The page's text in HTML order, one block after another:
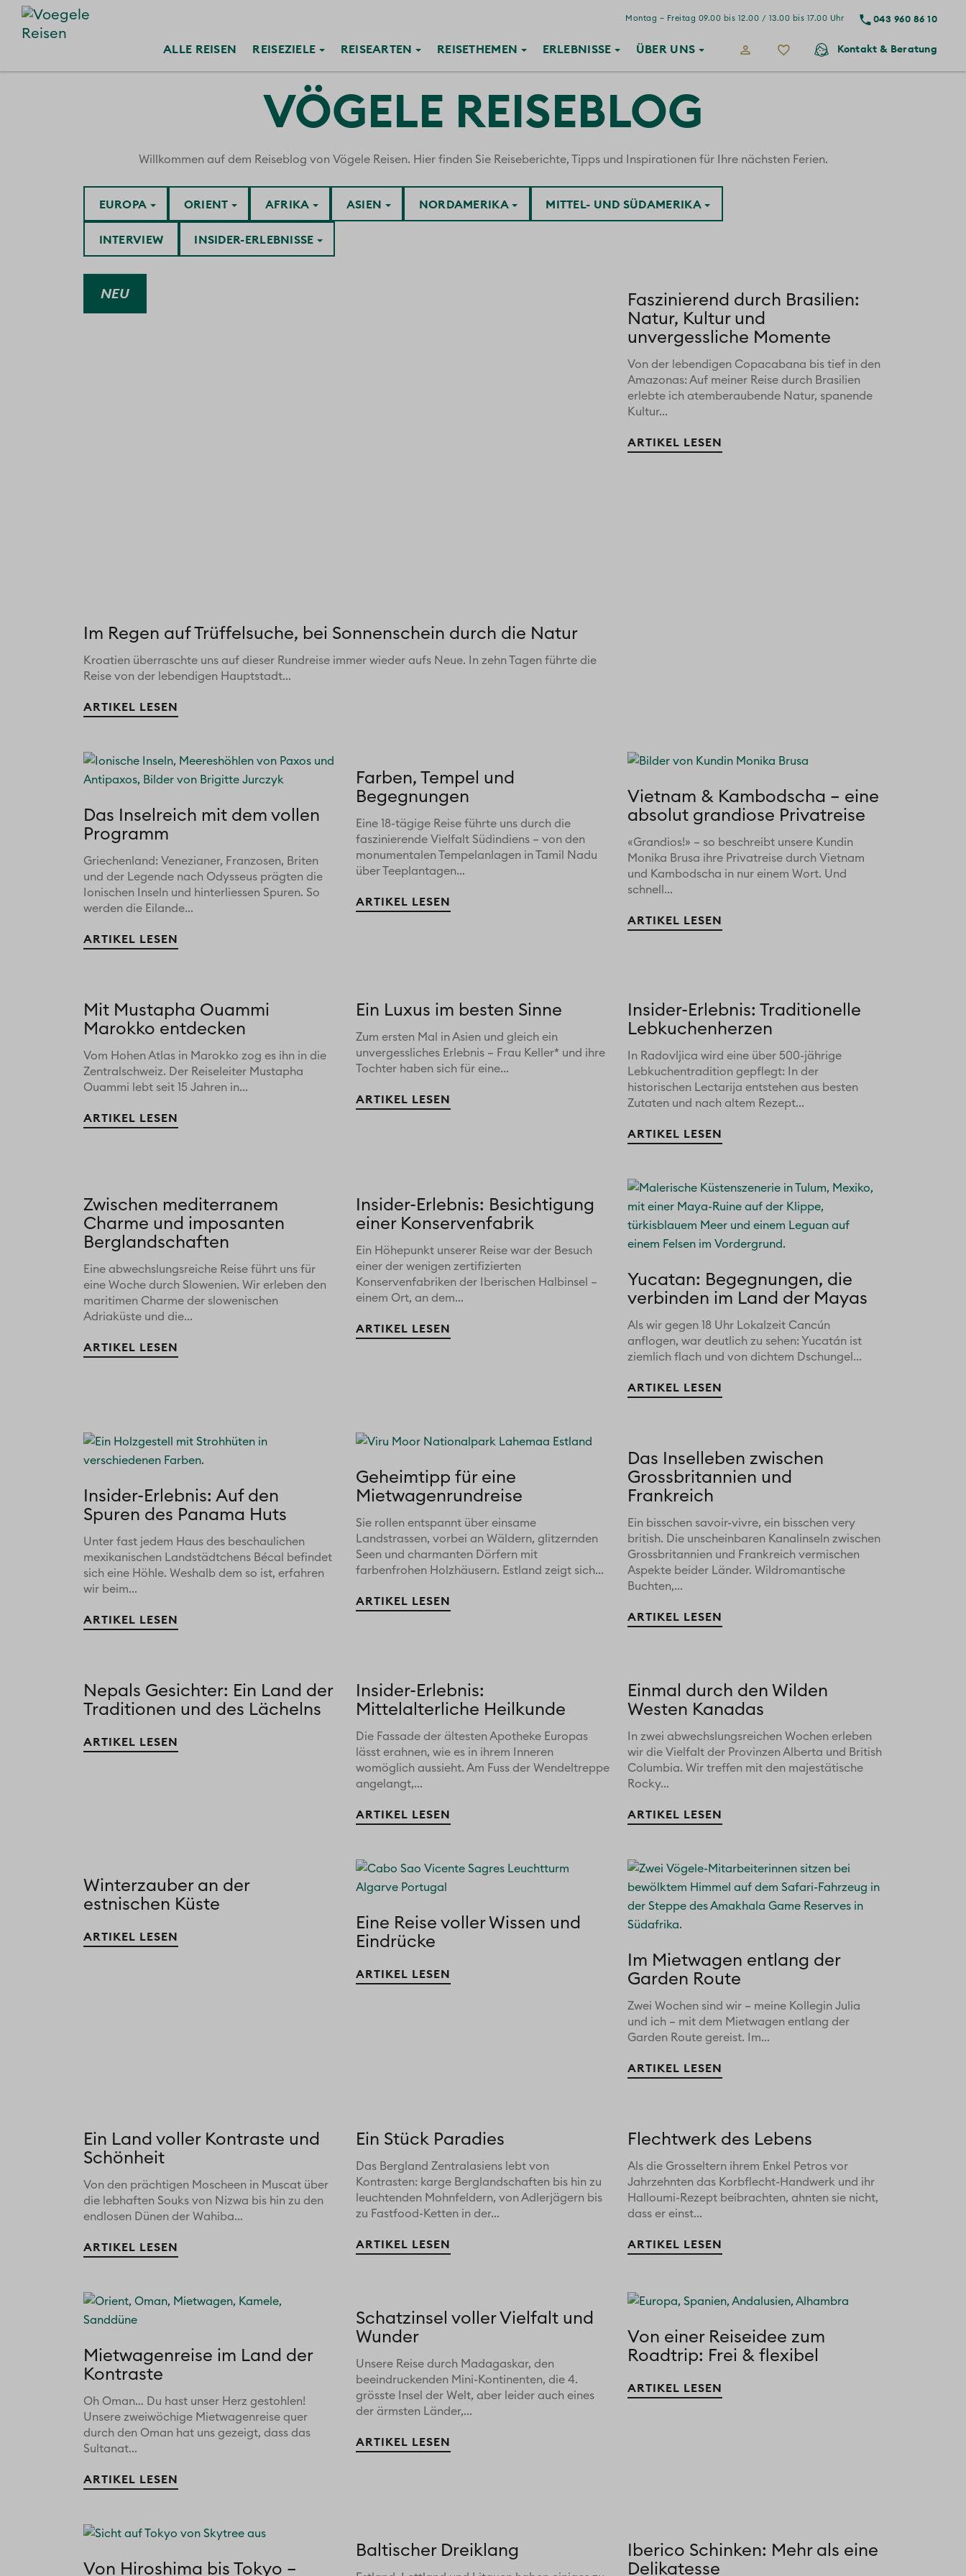
043 960 86 10
Montag – Freitag 09.00 bis 12.00 / 13.00 bis 17.00 Uhr
ALLE REISEN REISEZIELE REISEARTEN REISETHEMEN ERLEBNISSE ÜBER UNS Kontakt & Beratung
VÖGELE REISEBLOG
Willkommen auf dem Reiseblog von Vögele Reisen. Hier finden Sie Reiseberichte, Tipps und Inspirationen für Ihre nächsten Ferien.
AFRIKA ASIEN
EUROPA
INSIDER-ERLEBNISSE
INTERVIEW
MITTEL- UND SÜDAMERIKA
NORDAMERIKA
ORIENT
NEU
Im Regen auf Trüffelsuche, bei Sonnenschein durch die Natur
Kroatien überraschte uns auf dieser Rundreise immer wieder aufs Neue. In zehn Tagen führte die
Reise von der lebendigen Hauptstadt...
ARTIKEL LESEN
Faszinierend durch Brasilien:
Natur, Kultur und
unvergessliche Momente
Von der lebendigen Copacabana bis tief in den
Amazonas: Auf meiner Reise durch Brasilien
erlebte ich atemberaubende Natur, spanende
Kultur...
ARTIKEL LESEN
Das Inselreich mit dem vollen
Programm
Griechenland: Venezianer, Franzosen, Briten
und der Legende nach Odysseus prägten die
Ionischen Inseln und hinterliessen Spuren. So
werden die Eilande...
ARTIKEL LESEN
Farben, Tempel und
Begegnungen
Eine 18-tägige Reise führte uns durch die
faszinierende Vielfalt Südindiens – von den
monumentalen Tempelanlagen in Tamil Nadu
über Teeplantagen...
ARTIKEL LESEN
Vietnam & Kambodscha – eine
absolut grandiose Privatreise
«Grandios!» – so beschreibt unsere Kundin
Monika Brusa ihre Privatreise durch Vietnam
und Kambodscha in nur einem Wort. Und
schnell...
ARTIKEL LESEN
Mit Mustapha Ouammi
Marokko entdecken
Vom Hohen Atlas in Marokko zog es ihn in die
Zentralschweiz. Der Reiseleiter Mustapha
Ouammi lebt seit 15 Jahren in...
ARTIKEL LESEN
Ein Luxus im besten Sinne
Zum ersten Mal in Asien und gleich ein
unvergessliches Erlebnis – Frau Keller* und ihre
Tochter haben sich für eine...
ARTIKEL LESEN
Insider-Erlebnis: Traditionelle
Lebkuchenherzen
In Radovljica wird eine über 500-jährige
Lebkuchentradition gepflegt: In der
historischen Lectarija entstehen aus besten
Zutaten und nach altem Rezept...
ARTIKEL LESEN
Zwischen mediterranem
Charme und imposanten
Berglandschaften
Eine abwechslungsreiche Reise führt uns für
eine Woche durch Slowenien. Wir erleben den
maritimen Charme der slowenischen
Adriaküste und die...
ARTIKEL LESEN
Insider-Erlebnis: Besichtigung
einer Konservenfabrik
Ein Höhepunkt unserer Reise war der Besuch
einer der wenigen zertifizierten
Konservenfabriken der Iberischen Halbinsel –
einem Ort, an dem...
ARTIKEL LESEN
Yucatan: Begegnungen, die
verbinden im Land der Mayas
Als wir gegen 18 Uhr Lokalzeit Cancún
anflogen, war deutlich zu sehen: Yucatán ist
ziemlich flach und von dichtem Dschungel...
ARTIKEL LESEN
Insider-Erlebnis: Auf den
Spuren des Panama Huts
Unter fast jedem Haus des beschaulichen
mexikanischen Landstädtchens Bécal befindet
sich eine Höhle. Weshalb dem so ist, erfahren
wir beim...
ARTIKEL LESEN
Geheimtipp für eine
Mietwagenrundreise
Sie rollen entspannt über einsame
Landstrassen, vorbei an Wäldern, glitzernden
Seen und charmanten Dörfern mit
farbenfrohen Holzhäusern. Estland zeigt sich...
ARTIKEL LESEN
Das Inselleben zwischen
Grossbritannien und
Frankreich
Ein bisschen savoir-vivre, ein bisschen very
british. Die unscheinbaren Kanalinseln zwischen
Grossbritannien und Frankreich vermischen
Aspekte beider Länder. Wildromantische
Buchten,...
ARTIKEL LESEN
Nepals Gesichter: Ein Land der
Traditionen und des Lächelns
ARTIKEL LESEN
Insider-Erlebnis:
Mittelalterliche Heilkunde
Die Fassade der ältesten Apotheke Europas
lässt erahnen, wie es in ihrem Inneren
womöglich aussieht. Am Fuss der Wendeltreppe
angelangt,...
ARTIKEL LESEN
Einmal durch den Wilden
Westen Kanadas
In zwei abwechslungsreichen Wochen erleben
wir die Vielfalt der Provinzen Alberta und British
Columbia. Wir treffen mit den majestätische
Rocky...
ARTIKEL LESEN
Winterzauber an der
estnischen Küste
ARTIKEL LESEN
Eine Reise voller Wissen und
Eindrücke
ARTIKEL LESEN
Im Mietwagen entlang der
Garden Route
Zwei Wochen sind wir – meine Kollegin Julia
und ich – mit dem Mietwagen entlang der
Garden Route gereist. Im...
ARTIKEL LESEN
Ein Land voller Kontraste und
Schönheit
Von den prächtigen Moscheen in Muscat über
die lebhaften Souks von Nizwa bis hin zu den
endlosen Dünen der Wahiba...
ARTIKEL LESEN
Ein Stück Paradies
Das Bergland Zentralasiens lebt von
Kontrasten: karge Berglandschaften bis hin zu
leuchtenden Mohnfeldern, von Adlerjägern bis
zu Fastfood-Ketten in der...
ARTIKEL LESEN
Flechtwerk des Lebens
Als die Grosseltern ihrem Enkel Petros vor
Jahrzehnten das Korbflecht-Handwerk und ihr
Halloumi-Rezept beibrachten, ahnten sie nicht,
dass er einst...
ARTIKEL LESEN
Mietwagenreise im Land der
Kontraste
Oh Oman… Du hast unser Herz gestohlen!
Unsere zweiwöchige Mietwagenreise quer
durch den Oman hat uns gezeigt, dass das
Sultanat...
ARTIKEL LESEN
Schatzinsel voller Vielfalt und
Wunder
Unsere Reise durch Madagaskar, den
beeindruckenden Mini-Kontinenten, die 4.
grösste Insel der Welt, aber leider auch eines
der ärmsten Länder,...
ARTIKEL LESEN
Von einer Reiseidee zum
Roadtrip: Frei & flexibel
ARTIKEL LESEN
Von Hiroshima bis Tokyo –
Baltischer Dreiklang
Iberico Schinken: Mehr als eine
Delikatesse